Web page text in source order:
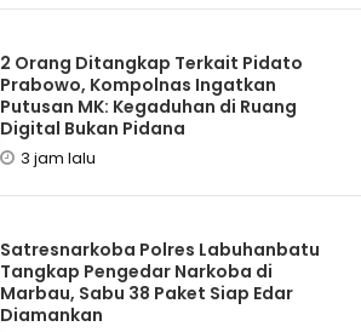
2 Orang Ditangkap Terkait Pidato
Prabowo, Kompolnas Ingatkan
Putusan MK: Kegaduhan di Ruang
Digital Bukan Pidana
3 jam lalu
Satresnarkoba Polres Labuhanbatu
Tangkap Pengedar Narkoba di
Marbau, Sabu 38 Paket Siap Edar
Diamankan